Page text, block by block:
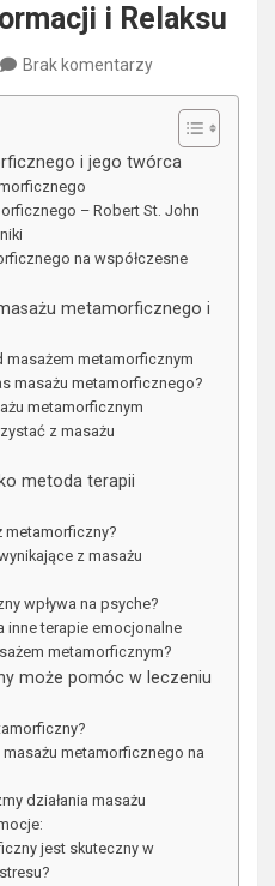
i Relaksu
Brak komentarzy
i jego twórca
– Robert St. John
na współczesne
metamorficznego i
masażem metamorficznym
masażu metamorficznego?
metamorficznym
z masażu
metoda terapii
metamorficzny?
z masażu
wpływa na psyche?
inne terapie emocjonalne
metamorficznym?
może pomóc w leczeniu
masażu metamorficznego na
działania masażu
jest skuteczny w